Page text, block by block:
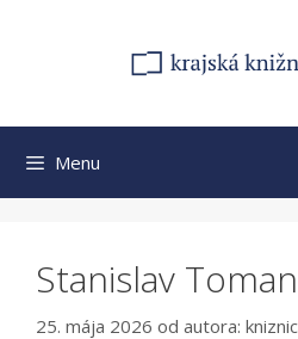
Menu
Stanislav
25. mája 2026 od autora: